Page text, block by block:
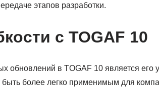
этапов разработки.
с TOGAF 10
обновлений в TOGAF 10 является его
более легко применимым для